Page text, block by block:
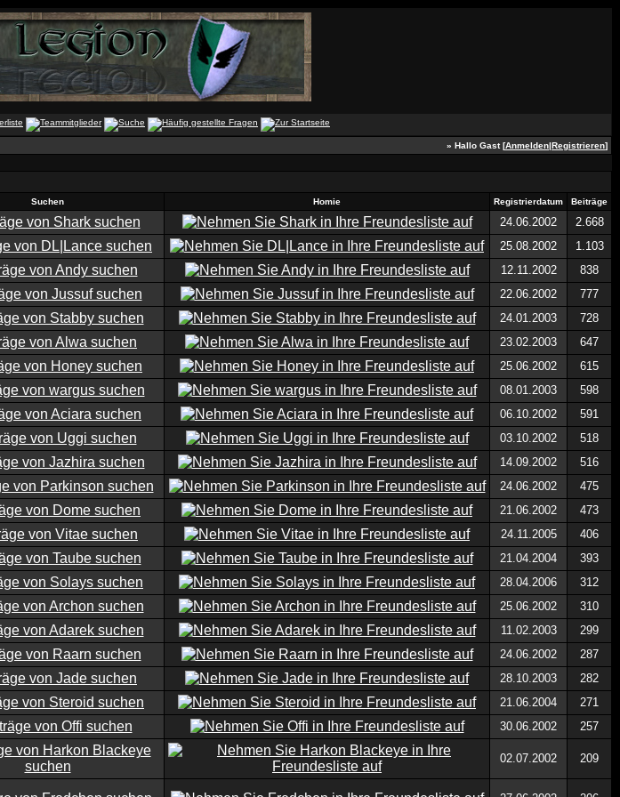
» Hallo Gast [Anmelden|Registrieren]
Suchen Homie Registrierdatum Beiträge
24.06.2002
2.668
25.08.2002
1.103
12.11.2002
838
22.06.2002
777
24.01.2003
728
23.02.2003
647
25.06.2002
615
08.01.2003
598
06.10.2002
591
03.10.2002
518
14.09.2002
516
24.06.2002
475
21.06.2002
473
24.11.2005
406
21.04.2004
393
28.04.2006
312
25.06.2002
310
11.02.2003
299
24.06.2002
287
28.10.2003
282
21.06.2004
271
30.06.2002 257
02.07.2002 209